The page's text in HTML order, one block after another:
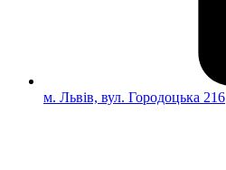
м. Львів, вул. Городоцька 216